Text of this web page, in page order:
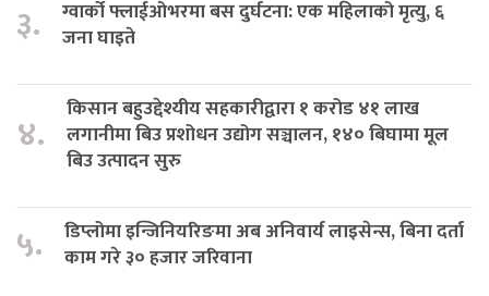
३.
ग्वार्को फ्लाईओभरमा बस दुर्घटना: एक महिलाको मृत्यु, ६
जना घाइते
४.
किसान बहुउद्देश्यीय सहकारीद्वारा १ करोड ४१ लाख
लगानीमा बिउ प्रशोधन उद्योग सञ्चालन, १४० बिघामा मूल
बिउ उत्पादन सुरु
५.
डिप्लोमा इन्जिनियरिङमा अब अनिवार्य लाइसेन्स, बिना दर्ता
काम गरे ३० हजार जरिवाना